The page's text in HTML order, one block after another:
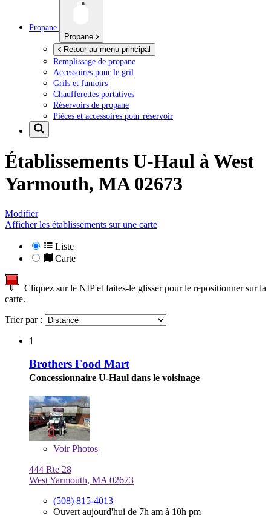
Propane
Propane
Retour au menu principal
Remplissage de propane
Accessoires pour le gril
Grils et fumoirs
Chaufferettes portatives
Réservoirs de propane
Pièces et accessoires pour réservoir
Établissements U-Haul à West
Yarmouth, MA 02673
Modifier
Afficher les établissements sur une carte
Liste
Carte
Cliquez sur le NIP et faites-le glisser pour le repositionner sur la
carte.
Trier par :
1
Brothers Food Mart
Concessionnaire U-Haul dans le voisinage
VoirPhotos
444 Rte 28
West Yarmouth, MA 02673
(508) 815-4013
Ouvert aujourd'hui de 7h am à 10h pm